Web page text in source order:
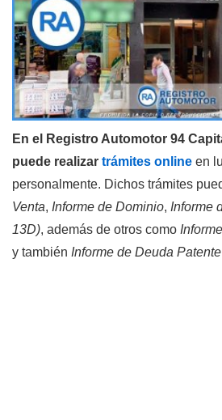
En el Registro Automotor 94
puede realizar trámites online en
personalmente. Dichos trámites
Venta, Informe de Dominio, Informe
13D), además de otros como
y también Informe de Deuda Patente